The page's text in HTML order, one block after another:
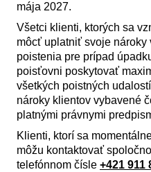
mája 2027.
Všetci klienti, ktorých sa
môcť uplatniť svoje nároky
poistenia pre prípad
poisťovni poskytovať
všetkých poistných
nároky klientov vybavené
platnými právnymi
Klienti, ktorí sa
môžu kontaktovať
telefónnom čísle +421 911